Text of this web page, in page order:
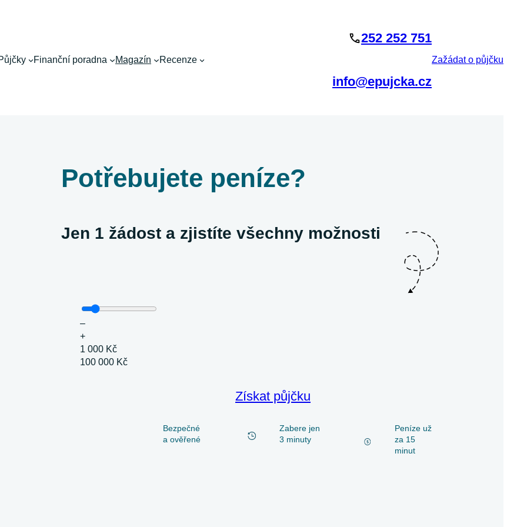
Finanční poradna Magazín Recenze
252 252 751
info@epujcka.cz
Zažádat o půjčku
Potřebujete peníze?
Jen 1 žádost a zjistíte všechny možnosti
–
+
1 000 Kč
100 000 Kč
Získat půjčku
Bezpečné
a ověřené
Zabere jen
3 minuty
Peníze už
za 15
minut